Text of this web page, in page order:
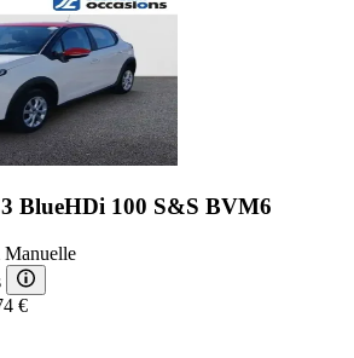
BlueHDi 100 S&S BVM6
Manuelle
€